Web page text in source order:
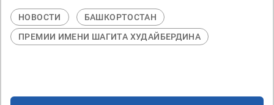
НОВОСТИ
БАШКОРТОСТАН
ПРЕМИИ ИМЕНИ ШАГИТА ХУДАЙБЕРДИНА